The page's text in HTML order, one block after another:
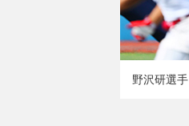
野沢研選手